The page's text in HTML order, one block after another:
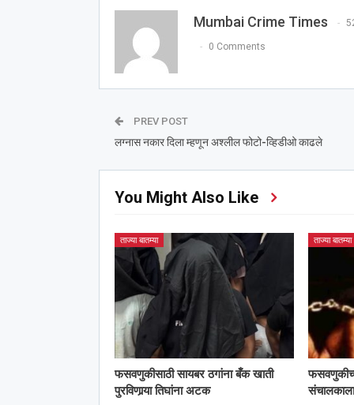
Mumbai Crime Times
0 Comments
PREV POST
लग्नास नकार दिला म्हणून अश्‍लील फोटो-व्हिडीओ काढले
You Might Also Like
ताज्या बातम्या
फसवणुकीसाठी सायबर ठगांना बँक खाती
पुरविणार्‍या तिघांना अटक
ताज्या बातम्या